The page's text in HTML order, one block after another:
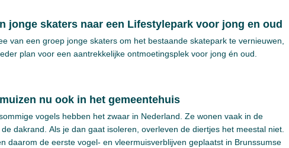
jonge skaters naar een Lifestylepark voor jong en oud
van een groep jonge skaters om het bestaande skatepark te vernieuwen,
plan voor een aantrekkelijke ontmoetingsplek voor jong én oud.
nu ook in het gemeentehuis
vogels hebben het zwaar in Nederland. Ze wonen vaak in de
dakrand. Als je dan gaat isoleren, overleven de diertjes het meestal niet.
daarom de eerste vogel- en vleermuisverblijven geplaatst in Brunssumse